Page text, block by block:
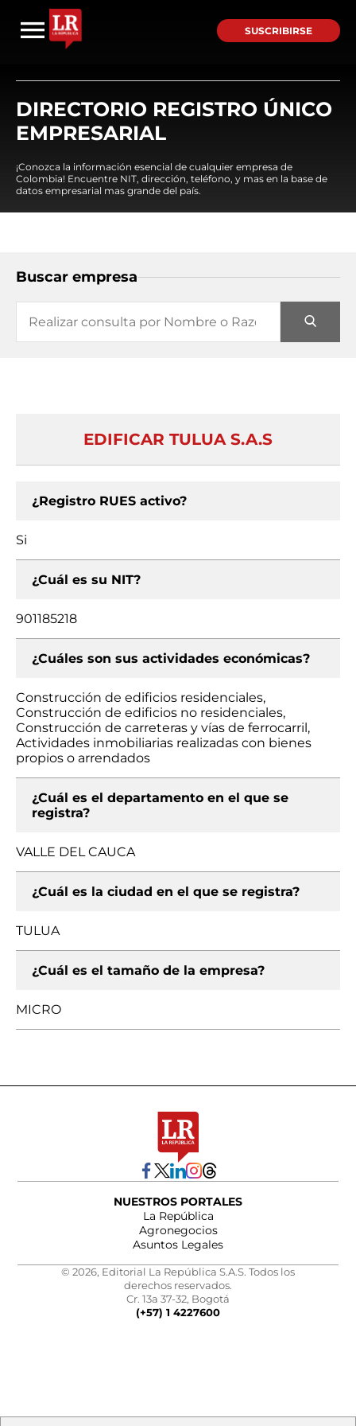
SUSCRIBIRSE
DIRECTORIO REGISTRO ÚNICO
EMPRESARIAL
¡Conozca la información esencial de cualquier empresa de
Colombia! Encuentre NIT, dirección, teléfono, y mas en la base de
datos empresarial mas grande del país.
Buscar empresa
EDIFICAR TULUA S.A.S
¿Registro RUES activo?
Si
¿Cuál es su NIT?
901185218
¿Cuáles son sus actividades económicas?
Construcción de edificios residenciales,
Construcción de edificios no residenciales,
Construcción de carreteras y vías de ferrocarril,
Actividades inmobiliarias realizadas con bienes
propios o arrendados
¿Cuál es el departamento en el que se
registra?
VALLE DEL CAUCA
¿Cuál es la ciudad en el que se registra?
TULUA
¿Cuál es el tamaño de la empresa?
MICRO
NUESTROS PORTALES
La República
Agronegocios
Asuntos Legales
© 2026, Editorial La República S.A.S. Todos los
derechos reservados.
Cr. 13a 37-32, Bogotá
(+57) 1 4227600